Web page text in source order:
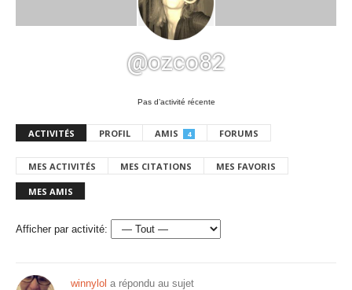
@ozco82
Pas d’activité récente
ACTIVITÉS PROFIL AMIS 4 FORUMS
MES ACTIVITÉS MES CITATIONS MES FAVORIS
MES AMIS
Afficher par activité:
winnylol a répondu au sujet